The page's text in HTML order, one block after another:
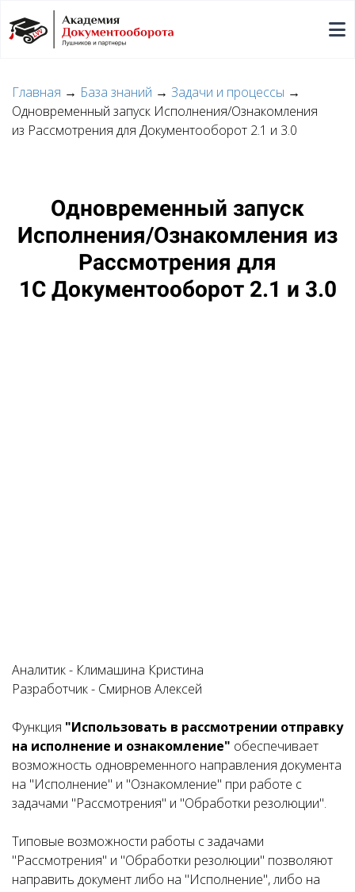
Главная → База знаний → Задачи и процессы →
Одновременный запуск Исполнения/Ознакомления
из Рассмотрения для Документооборот 2.1 и 3.0
Одновременный запуск
Исполнения/Ознакомления из
Рассмотрения для
1С Документооборот 2.1 и 3.0
Аналитик - Климашина Кристина
Разработчик - Смирнов Алексей
Функция "Использовать в рассмотрении отправку
на исполнение и ознакомление" обеспечивает
возможность одновременного направления документа
на "Исполнение" и "Ознакомление" при работе с
задачами "Рассмотрения" и "Обработки резолюции".
Типовые возможности работы с задачами
"Рассмотрения" и "Обработки резолюции" позволяют
направить документ либо на "Исполнение", либо на